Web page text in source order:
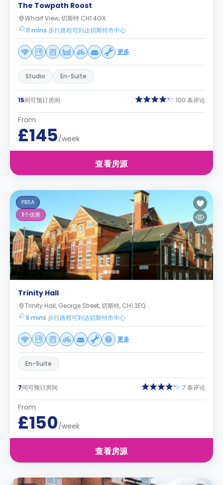
The Towpath Roost
Wharf View, 切斯特 CH1 4GX
11 mins 步行路程可到达切斯特市中心
更多
Studio En-Suite
15间可预订房间 100 条评论
From
£145/week
查看房源
PBSA
1个优惠
Trinity Hall
Trinity Hall, George Street, 切斯特, CH1 3EQ
8 mins 步行路程可到达切斯特市中心
更多
En-Suite
7间可预订房间 7 条评论
From
£150/week
查看房源